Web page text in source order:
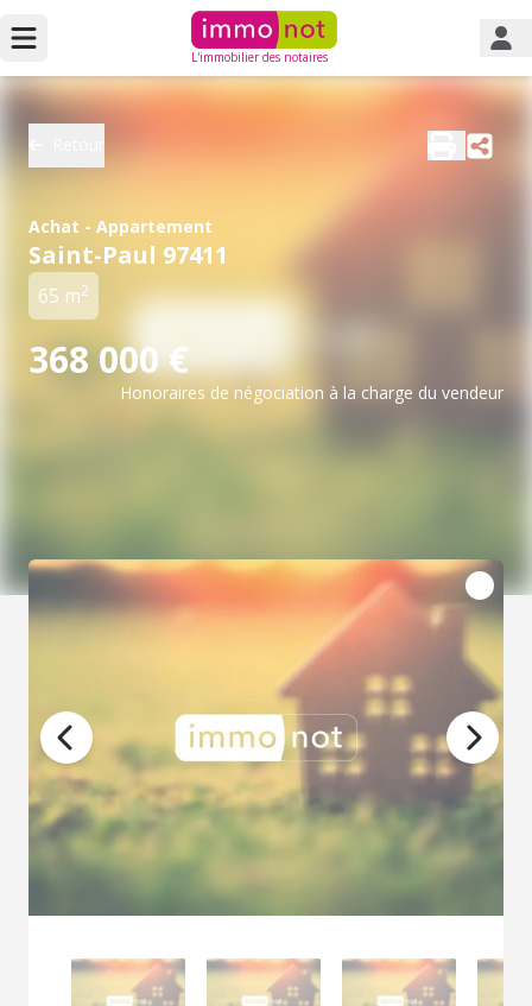
L'immobilier des notaires
Achat - Appartement
Saint-Paul 97411
65 m2
368 000 €
Honoraires de négociation à la charge du vendeur